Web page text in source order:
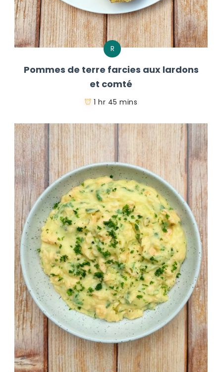
R
Pommes de terre farcies aux lardons
et comté
1 hr 45 mins